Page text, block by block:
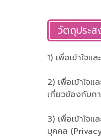
วัตถุประส
1) เพื่อเข้าใจ
2) เพื่อเข้าใจ
เกี่ยวข้องกับก
3) เพื่อเข้าใจ
บุคคล